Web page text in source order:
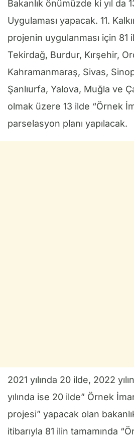
Bakanlık önümüzde ki yıl da
Uygulaması yapacak. 11.
projenin uygulanması için 81
Tekirdağ, Burdur, Kırşehir,
Kahramanmaraş, Sivas,
Şanlıurfa, Yalova, Muğla ve
olmak üzere 13 ilde “Örnek
parselasyon planı yapılacak.
2021 yılında 20 ilde, 2022
yılında ise 20 ilde” Örnek
projesi” yapacak olan
itibarıyla 81 ilin tamamında